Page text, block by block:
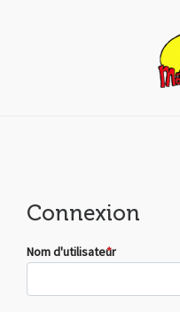
Connexion
Nom d'utilisateur
*